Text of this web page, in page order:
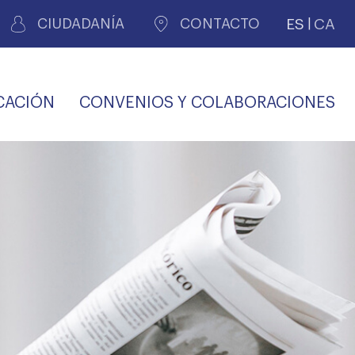
CIUDADANÍA CONTACTO ES CA
CONVENIOS Y COLABORACIONES
PERSONAL LABORAL
COMLL
SALUD Y APOYO AL
AGENCIA DE
VIDA
PROFESIONAL
OFERTAS Y
TRANSPARENCIA
TRÁMITES CONSULTA
MÉDICA